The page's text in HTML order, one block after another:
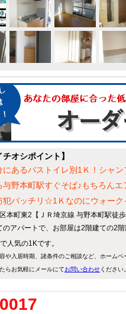
オシポイント】
にあるバストイレ別1Ｋ！シャ
野本町駅すぐそば♪もちろんエ
犯バッチリ☆1Ｋなのにウォーク
本町東2【ＪＲ埼京線 与野本町駅徒
のアパートで、お部屋は2階建ての2階
で人気の1Kです。
や入居時期、諸条件のご相談など、ホームペ
らお気軽にメールにてお問い合わせください。